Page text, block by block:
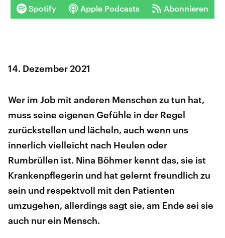
Spotify Apple Podcasts Abonnieren
14. Dezember 2021
Wer im Job mit anderen Menschen zu tun hat,
muss seine eigenen Gefühle in der Regel
zurückstellen und lächeln, auch wenn uns
innerlich vielleicht nach Heulen oder
Rumbrüllen ist. Nina Böhmer kennt das, sie ist
Krankenpflegerin und hat gelernt freundlich zu
sein und respektvoll mit den Patienten
umzugehen, allerdings sagt sie, am Ende sei sie
auch nur ein Mensch.